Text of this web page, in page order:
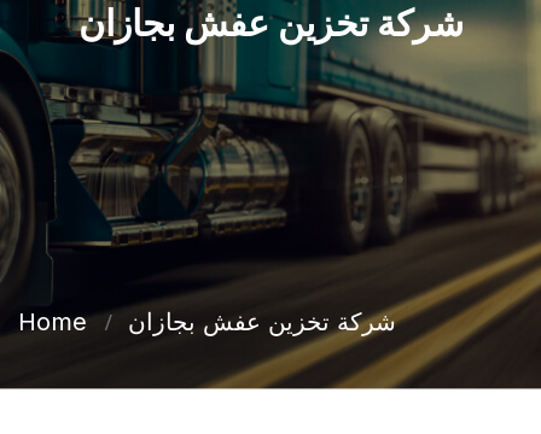
شركة تخزين عفش بجازان
Home شركة تخزين عفش بجازان